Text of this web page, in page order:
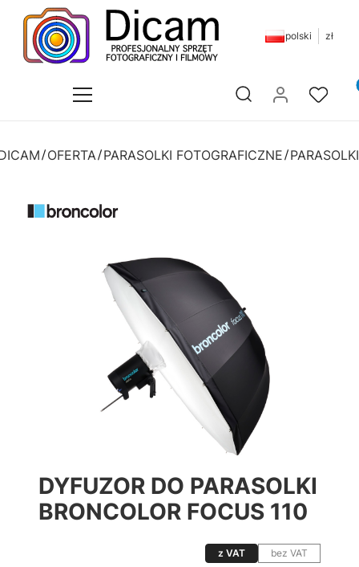
polski zł
Otwórz wyszukiwarkę
OFERTA PARASOLKI FOTOGRAFICZNE PARASOLKI
DYFUZOR DO PARASOLKI
BRONCOLOR FOCUS 110
z VAT bez VAT